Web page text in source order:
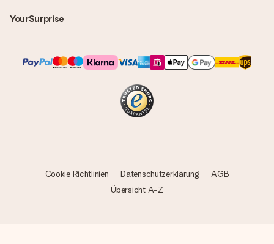
YourSurprise
Cookie Richtlinien Datenschutzerklärung
AGB
Übersicht A-Z